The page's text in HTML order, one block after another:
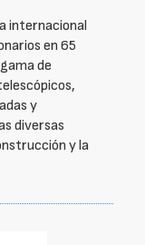
internacional
en 65
de
y
diversas
y la